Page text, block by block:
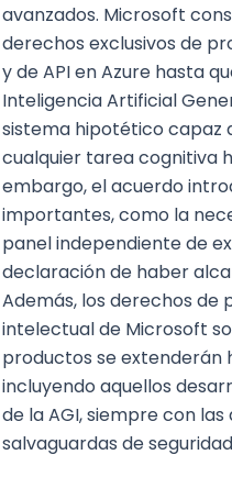
avanzados. Microsoft
derechos exclusivos de
y de API en Azure hasta
Inteligencia Artificial
sistema hipotético capaz
cualquier tarea cognitiva
embargo, el acuerdo
importantes, como la
panel independiente de
declaración de haber
Además, los derechos de
intelectual de Microsoft
productos se extenderán
incluyendo aquellos
de la AGI, siempre con las
salvaguardas de